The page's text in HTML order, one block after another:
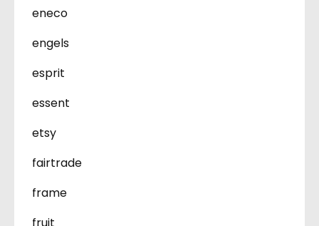
eneco
engels
esprit
essent
etsy
fairtrade
frame
fruit